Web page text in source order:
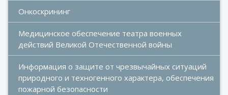
Онкоскрининг
Медицинское обеспечение театра военных
действий Великой Отечественной войны
Информация о защите от чрезвычайных ситуаций
природного и техногенного характера, обеспечения
пожарной безопасности